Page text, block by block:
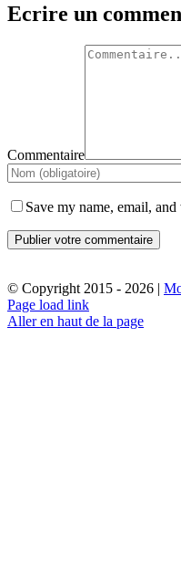
Ecrire un
Commentaire
Save my name, email,
© Copyright 2015 - 2026 |
Page load link
Aller en haut de la page